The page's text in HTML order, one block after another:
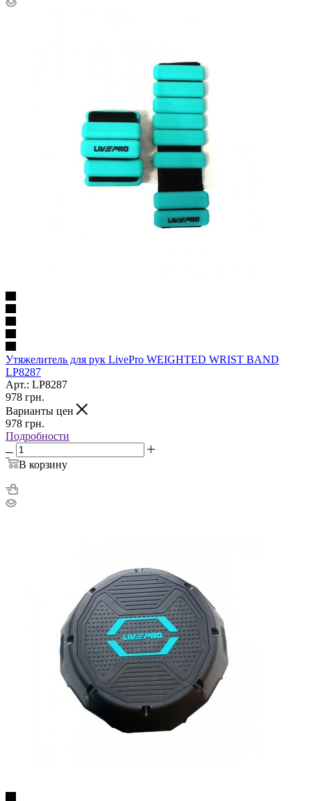
Утяжелитель для рук LivePro WEIGHTED WRIST BAND
LP8287
Арт.: LP8287
978 грн.
Варианты цен
978 грн.
Подробности
В корзину